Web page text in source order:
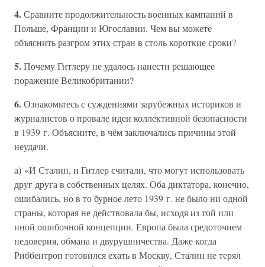
4.Сравните продолжительность военных кампаний в
Польше, Франции и Югославии. Чем вы можете
объяснить разгром этих стран в столь короткие сроки?
5.Почему Гитлеру не удалось нанести решающее
поражение Великобритании?
6.Ознакомьтесь с суждениями зарубежных историков и
журналистов о провале идеи коллективной безопасности
в 1939 г. Объясните, в чём заключались причины этой
неудачи.
а) «И Сталин, и Гитлер считали, что могут использовать
друг друга в собственных целях. Оба диктатора, конечно,
ошибались, но в то бурное лето 1939 г. не было ни одной
страны, которая не действовала бы, исходя из той или
иной ошибочной концепции. Европа была средоточием
недоверия, обмана и двурушничества. Даже когда
Риббентроп готовился ехать в Москву, Сталин не терял